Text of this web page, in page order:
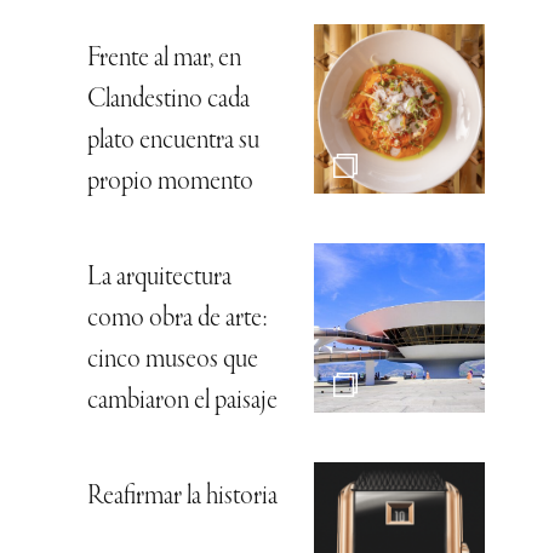
Frente al mar, en
Clandestino cada
plato encuentra su
propio momento
La arquitectura
como obra de arte:
cinco museos que
cambiaron el paisaje
Reafirmar la historia